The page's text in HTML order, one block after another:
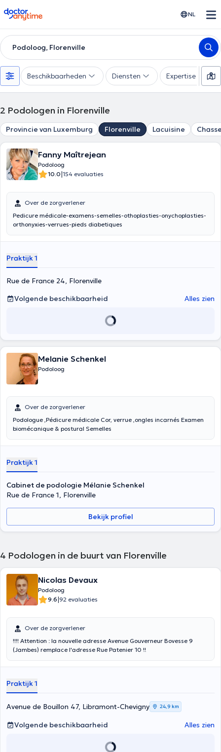
doctoranytime NL
Podoloog, Florenville
Beschikbaarheden Diensten Expertise
2 Podologen in Florenville
Provincie van Luxemburg Florenville Lacuisine
Fanny Maîtrejean
Podoloog
10.0|154 evaluaties
Over de zorgverlener
Pedicure médicale-examens-semelles-othoplasties-onychoplasties-
orthonyxies-verrues-pieds diabetiques
Praktijk 1
Rue de France 24, Florenville
Volgende beschikbaarheid
Alles zien
Melanie Schenkel
Podoloog
Over de zorgverlener
Podologue ,Pédicure médicale Cor, verrue ,ongles incarnés Examen
biomécanique & postural Semelles
Praktijk 1
Cabinet de podologie Mélanie Schenkel
Rue de France 1, Florenville
Bekijk profiel
4 Podologen in de buurt van Florenville
Nicolas Devaux
Podoloog
9.6|92 evaluaties
Over de zorgverlener
!!!! Attention : la nouvelle adresse Avenue Gouverneur Bovesse 9
(Jambes) remplace l'adresse Rue Patenier 10 !!
Praktijk 1
Avenue de Bouillon 47, Libramont-Chevigny 24,9 km
Volgende beschikbaarheid Alles zien